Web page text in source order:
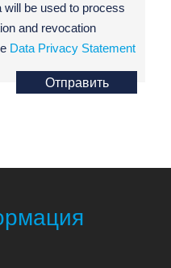
will be used to process
and revocation
Data Privacy Statement
Отправить